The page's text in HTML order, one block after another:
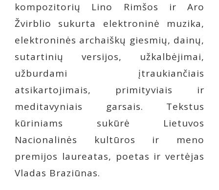
kompozitorių Lino Rimšos ir Aro
Žvirblio sukurta elektroninė muzika,
elektroninės archaiškų giesmių, dainų,
sutartinių versijos, užkalbėjimai,
užburdami įtraukiančiais
atsikartojimais, primityviais ir
meditavyniais garsais. Tekstus
kūriniams sukūrė Lietuvos
Nacionalinės kultūros ir meno
premijos laureatas, poetas ir vertėjas
Vladas Braziūnas.